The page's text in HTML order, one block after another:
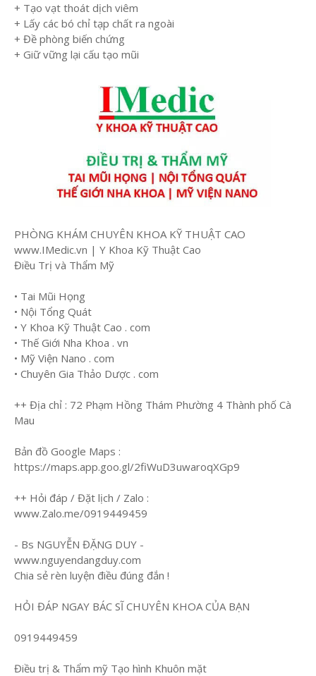
+ Tạo vạt thoát dịch viêm
+ Lấy các bó chỉ tạp chất ra ngoài
+ Đề phòng biến chứng
+ Giữ vững lại cấu tạo mũi
PHÒNG KHÁM CHUYÊN KHOA KỸ THUẬT CAO
www.IMedic.vn | Y Khoa Kỹ Thuật Cao
Điều Trị và Thẩm Mỹ
• Tai Mũi Họng
• Nội Tổng Quát
• Y Khoa Kỹ Thuật Cao . com
• Thế Giới Nha Khoa . vn
• Mỹ Viện Nano . com
• Chuyên Gia Thảo Dược . com
++ Địa chỉ : 72 Phạm Hồng Thám Phường 4 Thành phố Cà
Mau
Bản đồ Google Maps :
https://maps.app.goo.gl/2fiWuD3uwaroqXGp9
++ Hỏi đáp / Đặt lịch / Zalo :
www.Zalo.me/0919449459
- Bs NGUYỄN ĐẶNG DUY -
www.nguyendangduy.com
Chia sẻ rèn luyện điều đúng đắn !
HỎI ĐÁP NGAY BÁC SĨ CHUYÊN KHOA CỦA BẠN
0919449459
Điều trị & Thẩm mỹ Tạo hình Khuôn mặt